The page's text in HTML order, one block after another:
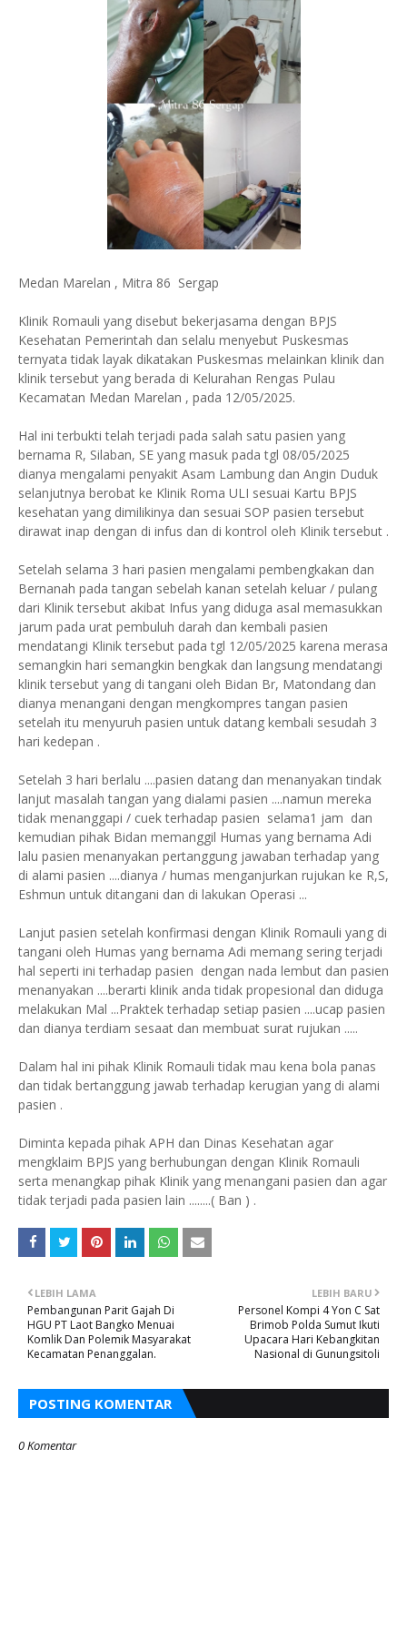
Medan Marelan , Mitra 86 Sergap
Klinik Romauli yang disebut bekerjasama dengan BPJS
Kesehatan Pemerintah dan selalu menyebut Puskesmas
ternyata tidak layak dikatakan Puskesmas melainkan klinik dan
klinik tersebut yang berada di Kelurahan Rengas Pulau
Kecamatan Medan Marelan , pada 12/05/2025.
Hal ini terbukti telah terjadi pada salah satu pasien yang
bernama R, Silaban, SE yang masuk pada tgl 08/05/2025
dianya mengalami penyakit Asam Lambung dan Angin Duduk
selanjutnya berobat ke Klinik Roma ULI sesuai Kartu BPJS
kesehatan yang dimilikinya dan sesuai SOP pasien tersebut
dirawat inap dengan di infus dan di kontrol oleh Klinik tersebut .
Setelah selama 3 hari pasien mengalami pembengkakan dan
Bernanah pada tangan sebelah kanan setelah keluar / pulang
dari Klinik tersebut akibat Infus yang diduga asal memasukkan
jarum pada urat pembuluh darah dan kembali pasien
mendatangi Klinik tersebut pada tgl 12/05/2025 karena merasa
semangkin hari semangkin bengkak dan langsung mendatangi
klinik tersebut yang di tangani oleh Bidan Br, Matondang dan
dianya menangani dengan mengkompres tangan pasien
setelah itu menyuruh pasien untuk datang kembali sesudah 3
hari kedepan .
Setelah 3 hari berlalu ....pasien datang dan menanyakan tindak
lanjut masalah tangan yang dialami pasien ....namun mereka
tidak menanggapi / cuek terhadap pasien selama1 jam dan
kemudian pihak Bidan memanggil Humas yang bernama Adi
lalu pasien menanyakan pertanggung jawaban terhadap yang
di alami pasien ....dianya / humas menganjurkan rujukan ke R,S,
Eshmun untuk ditangani dan di lakukan Operasi ...
Lanjut pasien setelah konfirmasi dengan Klinik Romauli yang di
tangani oleh Humas yang bernama Adi memang sering terjadi
hal seperti ini terhadap pasien dengan nada lembut dan pasien
menanyakan ....berarti klinik anda tidak propesional dan diduga
melakukan Mal ...Praktek terhadap setiap pasien ....ucap pasien
dan dianya terdiam sesaat dan membuat surat rujukan .....
Dalam hal ini pihak Klinik Romauli tidak mau kena bola panas
dan tidak bertanggung jawab terhadap kerugian yang di alami
pasien .
Diminta kepada pihak APH dan Dinas Kesehatan agar
mengklaim BPJS yang berhubungan dengan Klinik Romauli
serta menangkap pihak Klinik yang menangani pasien dan agar
tidak terjadi pada pasien lain ........( Ban ) .
LEBIH BARU
Personel Kompi 4 Yon C Sat
Brimob Polda Sumut Ikuti
Upacara Hari Kebangkitan
Nasional di Gunungsitoli
LEBIH LAMA
Pembangunan Parit Gajah Di
HGU PT Laot Bangko Menuai
Komlik Dan Polemik Masyarakat
Kecamatan Penanggalan.
POSTING KOMENTAR
0 Komentar